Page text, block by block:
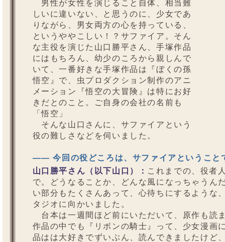
男性が女性を演じること自体、相当難
しいに違いない、と思うのに、少女であ
りながら、男女両方の心を持っている、
というややこしい！？サファイア。そん
な主役を演じた山口勝平さん、手塚作品
にはもちろん、幼少のころから親しんで
いて、一番好きな手塚作品は『ぼくの孫
悟空』で、虫プロダクション制作のアニ
メーション『悟空の大冒険』は特にお好
きだとのこと。ご自身の会社の名前も
「悟空」
そんな山口さんに、サファイアという
役の難しさなどを伺いました。
—— 今回の役どころは、サファイアということ
山口勝平さん（以下山口）： これまでの、役者
で。どうなることか、どんな風になっちゃうん
い部分もたくさんあって、心待ちにするような
タジオに向かいました。
台本は一週間ほど前にいただいて、原作も読
作品の中でも『リボンの騎士』って、少女漫画
品はは大好きでずいぶん、読んできましたけど